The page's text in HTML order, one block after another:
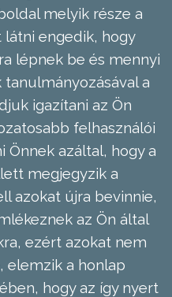
melyik része a
engedik, hogy
lépnek be és mennyi
a
igazítani az Ön
felhasználói
azáltal, hogy a
megjegyzik a
azokat újra bevinnie,
az Ön által
ezért azokat nem
elemzik a honlap
hogy az így nyert